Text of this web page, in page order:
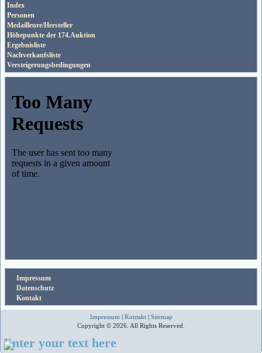
Index
Personen
Medailleure/Hersteller
Höhepunkte der 174.Auktion
Ergebnisliste
Nachverkaufsliste
Versteigerungsbedingungen
Impressum
Datenschutz
Kontakt
Impressum | Kontakt| Sitemap
Copyright © 2026. All Rights Reserved.
Enter your text here